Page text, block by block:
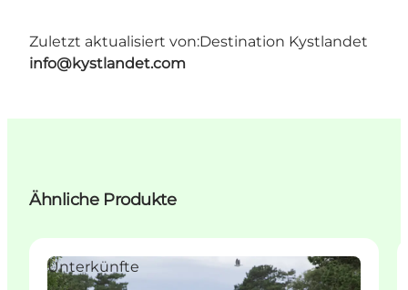
Zuletzt aktualisiert von:Destination Kystlandet
info@kystlandet.com
Ähnliche Produkte
Unterkünfte